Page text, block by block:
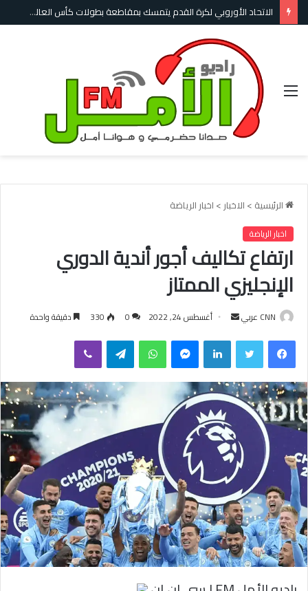
الاتحاد الأوروبي لكرة القدم يتمسك بمقاطعة بطولات كأس العالم ويطالب الفيفا بضمانات لاستعادة الثقة
القائمة
الرئيسية > الاخبار > اخبار الرياضة
اخبار الرياضة
ارتفاع تكاليف أجور أندية الدوري
الإنجليزي الممتاز
CNN عربي
ل
ب
ر
د
ا
إ
ل
ك
ت
ر
و
ن
أغسطس 24, 2022 0
330 دقيقة واحدة
فيسبوك لينكدإن واتساب تيلقرام